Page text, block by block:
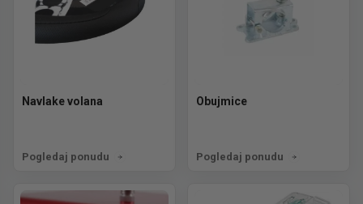
Navlake volana
Pogledaj ponudu
Obujmice
Pogledaj ponudu